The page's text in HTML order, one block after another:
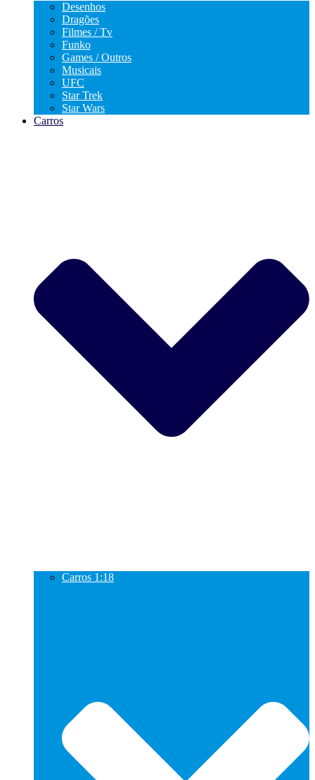
Desenhos
Dragões
Filmes / Tv
Funko
Games / Outros
Musicais
UFC
Star Trek
Star Wars
Carros
Carros 1:18